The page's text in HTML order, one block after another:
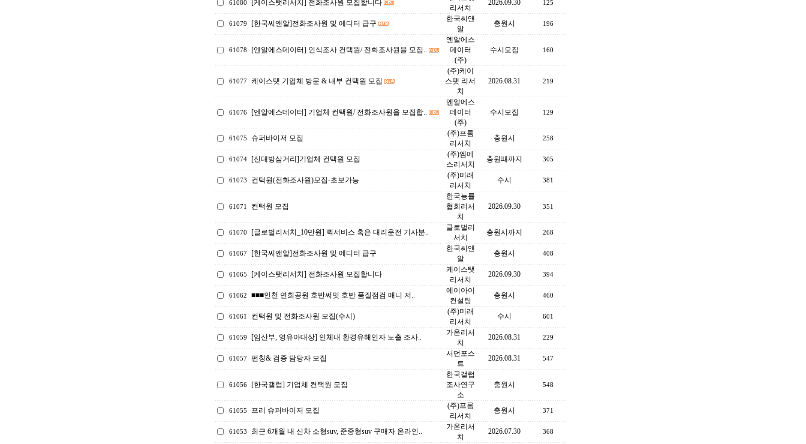
61080 [케이스탯리서치] 전화조사원 모집합니다
리서치
2026.09.30 125
61079 [한국씨앤알]전화조사원 및 에디터 급구
한국씨앤
알
충원시 196
61078 [엔알에스데이터] 인식조사 컨택원/ 전화조사원을 모집..
엔알에스
데이터
(주)
수시모집 160
61077 케이스탯 기업체 방문 & 내부 컨택원 모집
(주)케이
스탯 리서
치
2026.08.31 219
61076 [엔알에스데이터] 기업체 컨택원/ 전화조사원을 모집합..
엔알에스
데이터
(주)
수시모집 129
61075 슈퍼바이저 모집
(주)프롬
리서치
충원시 258
61074 [신대방삼거리]기업체 컨택원 모집
(주)엠에
스리서치
충원때까지 305
61073 컨택원(전화조사원)모집-초보가능
(주)미래
리서치
수시 381
61071 컨택원 모집
한국능률
협회리서
치
2026.09.30 351
61070 [글로벌리서치_10만원] 퀵서비스 혹은 대리운전 기사분..
글로벌리
서치
충원시까지 268
61067 [한국씨앤알]전화조사원 및 에디터 급구
한국씨앤
알
충원시 408
61065 [케이스탯리서치] 전화조사원 모집합니다
케이스탯
리서치
2026.09.30 394
61062 ■■■인천 연희공원 호반써밋 호반 품질점검 매니 저..
에이아이
컨설팅
충원시 460
61061 컨택원 및 전화조사원 모집(수시)
(주)미래
리서치
수시 601
61059 [임산부, 영유아대상] 인체내 환경유해인자 노출 조사..
가온리서
치
2026.08.31 229
61057 펀칭& 검증 담당자 모집
서던포스
트
2026.08.31 547
61056 [한국갤럽] 기업체 컨택원 모집
한국갤럽
조사연구
소
충원시 548
61055 프리 슈퍼바이저 모집
(주)프롬
리서치
충원시 371
61053 최근 6개월 내 신차 소형suv, 준중형suv 구매자 온라인..
가온리서
치
2026.07.30 368